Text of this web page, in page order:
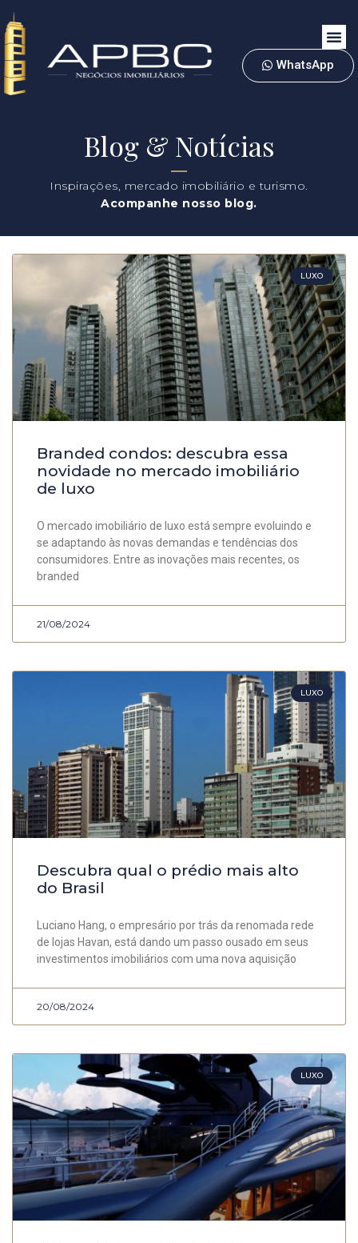
WhatsApp
Blog & Notícias
Inspirações, mercado imobiliário e turismo.
Acompanhe nosso blog.
LUXO
Branded condos: descubra essa
novidade no mercado imobiliário
de luxo
O mercado imobiliário de luxo está sempre evoluindo e
se adaptando às novas demandas e tendências dos
consumidores. Entre as inovações mais recentes, os
branded
21/08/2024
LUXO
Descubra qual o prédio mais alto
do Brasil
Luciano Hang, o empresário por trás da renomada rede
de lojas Havan, está dando um passo ousado em seus
investimentos imobiliários com uma nova aquisição
20/08/2024
LUXO